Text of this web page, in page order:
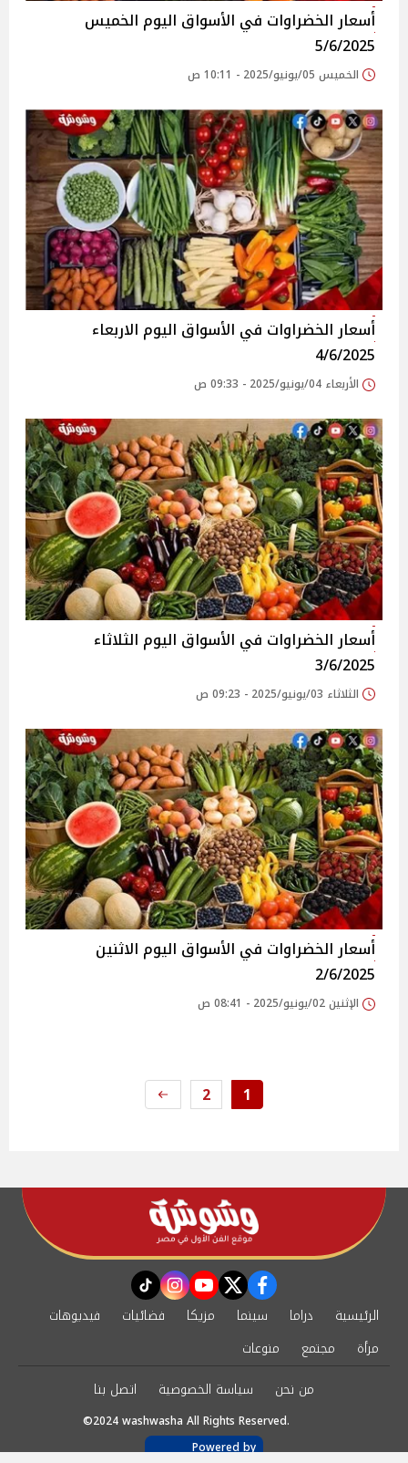
أسعار الخضراوات في الأسواق‎‎ اليوم الخميس
5/6/2025
الخميس 05/يونيو/2025 - 10:11 ص
أسعار الخضراوات في الأسواق‎‎ اليوم الاربعاء
4/6/2025
الأربعاء 04/يونيو/2025 - 09:33 ص
أسعار الخضراوات في الأسواق‎‎ اليوم الثلاثاء
3/6/2025
الثلاثاء 03/يونيو/2025 - 09:23 ص
أسعار الخضراوات في الأسواق‎‎ اليوم الاثنين
2/6/2025
الإثنين 02/يونيو/2025 - 08:41 ص
1
2
facebook
twitter
youtube
instagram
tiktok
الرئيسية دراما سينما مزيكا فضائيات
فيديوهات
مرأة
مجتمع
منوعات
من نحن
سياسة الخصوصية اتصل بنا
©2024 washwasha All Rights Reserved.
Powered by